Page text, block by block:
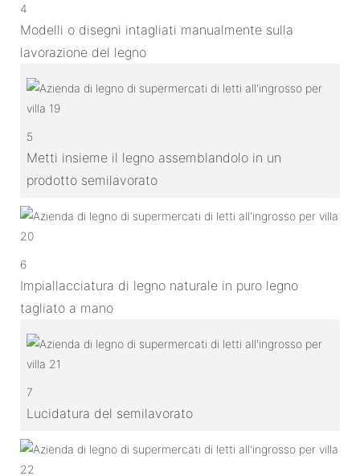
4
Modelli o disegni intagliati manualmente sulla
lavorazione del legno
5
Metti insieme il legno assemblandolo in un
prodotto semilavorato
6
Impiallacciatura di legno naturale in puro legno
tagliato a mano
7
Lucidatura del semilavorato